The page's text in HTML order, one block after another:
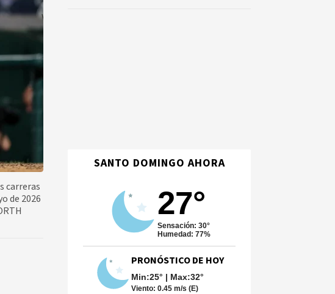
carreras
de 2026
SANTO DOMINGO AHORA
27°
Sensación: 30°
Humedad: 77%
PRONÓSTICO DE HOY
Min:25° | Max:32°
Viento: 0.45 m/s (E)